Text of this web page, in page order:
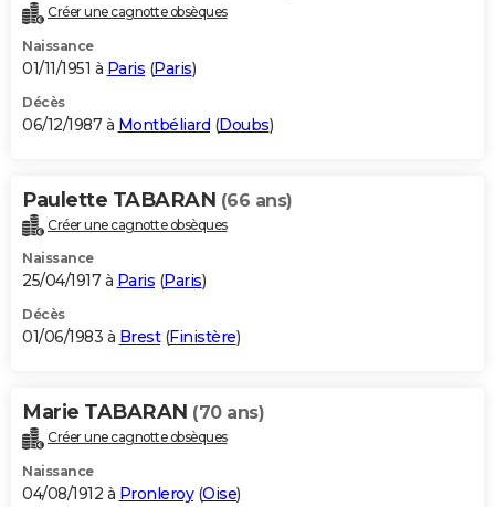
Créer une cagnotte obsèques
Naissance
01/11/1951 à Paris (Paris)
Décès
06/12/1987 à Montbéliard (Doubs)
Paulette TABARAN (66 ans)
Créer une cagnotte obsèques
Naissance
25/04/1917 à Paris (Paris)
Décès
01/06/1983 à Brest(Finistère)
Marie TABARAN (70 ans)
Créer une cagnotte obsèques
Naissance
04/08/1912 à Pronleroy(Oise)